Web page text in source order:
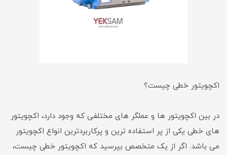
اکچویتور خطی چیست؟
در بین اکچویتور ها و عملگر های مختلفی که وجود دارد، اکچویتور
های خطی یکی از پر استفاده ترین و پرکاربردترین انواع اکچویتور
می باشد. اگر از یک متخصص بپرسید که اکچویتور خطی چیست،